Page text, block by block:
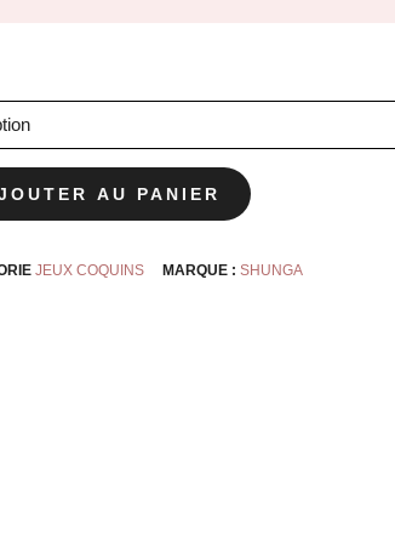
AU PANIER
JEUX COQUINS MARQUE : SHUNGA